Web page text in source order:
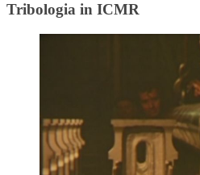
Tribologia in ICMR